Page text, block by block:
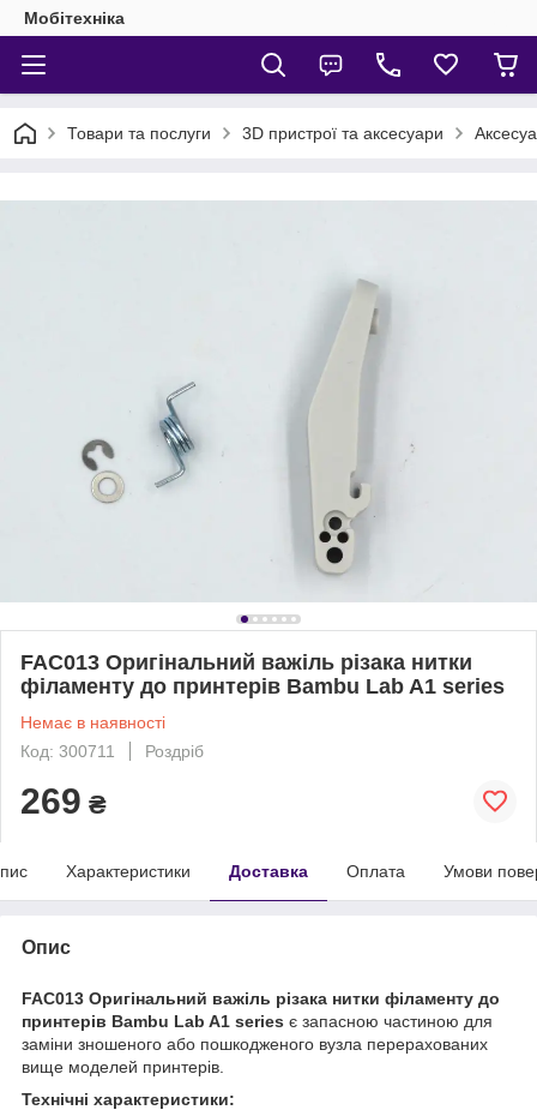
Мобітехніка
Товари та послуги 3D пристрої та аксесуари
FAC013 Оригінальний важіль різака нитки
філаменту до принтерів Bambu Lab A1 series
Немає в наявності
Код: 300711
Роздріб
269 ₴
Характеристики Доставка Оплата Умови
Опис
FAC013 Оригінальний важіль різака нитки філаменту до
принтерів Bambu Lab A1 series є запасною частиною для
заміни зношеного або пошкодженого вузла перерахованих
вище моделей принтерів.
Технічні характеристики: